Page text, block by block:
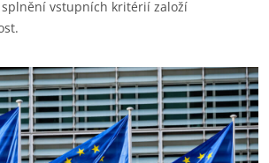
vstupních kritérií založí